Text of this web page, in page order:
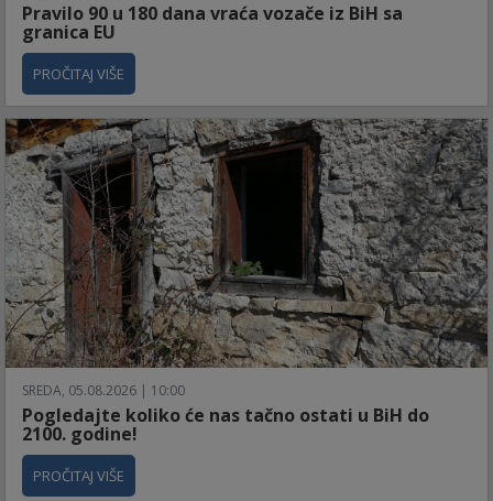
Pravilo 90 u 180 dana vraća vozače iz BiH sa
granica EU
PROČITAJ VIŠE
SREDA, 05.08.2026 | 10:00
Pogledajte koliko će nas tačno ostati u BiH do
2100. godine!
PROČITAJ VIŠE